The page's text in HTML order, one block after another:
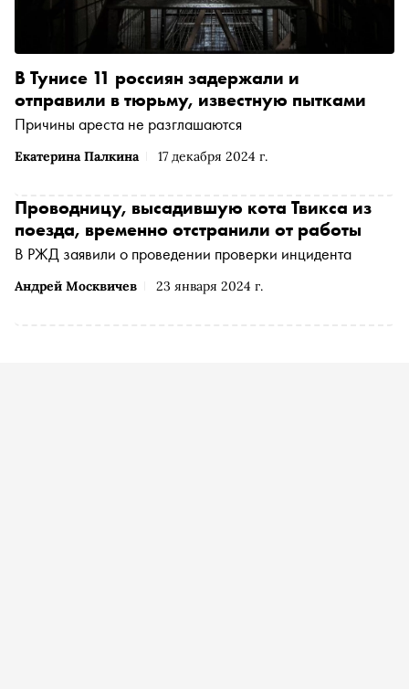
Екатерина Палкина 17 декабря 2024 г.
В Тунисе 11 россиян задержали и
отправили в тюрьму, известную пытками
Причины ареста не разглашаются
Андрей Москвичев 23 января 2024 г.
Проводницу, высадившую кота Твикса из
поезда, временно отстранили от работы
В РЖД заявили о проведении проверки инцидента